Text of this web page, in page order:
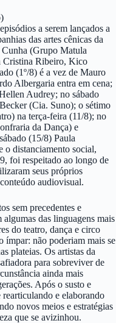
a serem lançados a
das artes cênicas da
(Grupo Matula
Cristina Ribeiro, Kico
(1º/8) é a vez de Mauro
Albergaria entra em cena;
Audrey; no sábado
(Cia. Suno); o sétimo
na terça-feira (11/8); no
da Dança) e
(15/8) Paula
o distanciamento social,
foi respeitado ao longo de
seus próprios
audiovisual.
sem precedentes e
das linguagens mais
do teatro, dança e circo
ímpar: não poderiam mais se
plateias. Os artistas da
para sobreviver de
ainda mais
Após o susto e
e elaborando
novos meios e estratégias
que se avizinhou.